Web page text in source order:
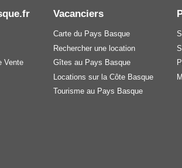
Vente
Vacanciers
Carte du Pays Basque
Rechercher une location
Gîtes au Pays Basque
Locations sur la Côte Basque
Tourisme au Pays Basque